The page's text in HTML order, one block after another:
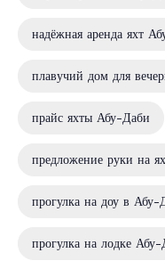
надёжная аренда яхт
плавучий дом для
прайс яхты Абу-Даби
предложение руки на
прогулка на доу в Абу-
прогулка на лодке Абу-